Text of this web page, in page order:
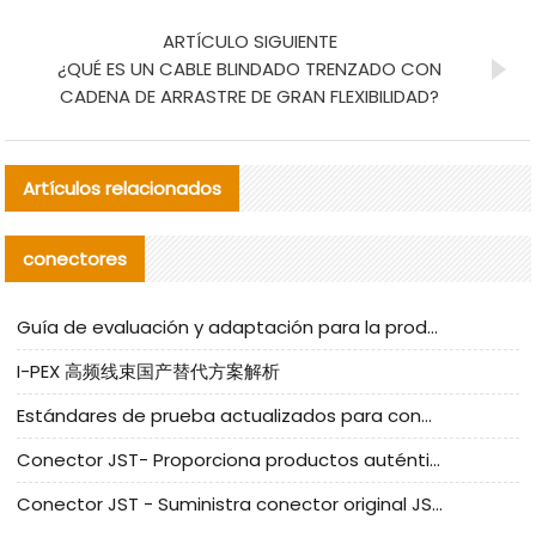
ARTÍCULO SIGUIENTE
¿QUÉ ES UN CABLE BLINDADO TRENZADO CON
CADENA DE ARRASTRE DE GRAN FLEXIBILIDAD?
Artículos relacionados
conectores
Guía de evaluación y adaptación para la producción en serie de componentes de cables nacionales para CNC Tech
I-PEX 高频线束国产替代方案解析
Estándares de prueba actualizados para conectores nacionales bajo la referencia de CLIFF
Conector JST- Proporciona productos auténticos y alternativos del conector JST NSHR-02V-S
Conector JST - Suministra conector original JST GHR-09V-S | productos alternativos